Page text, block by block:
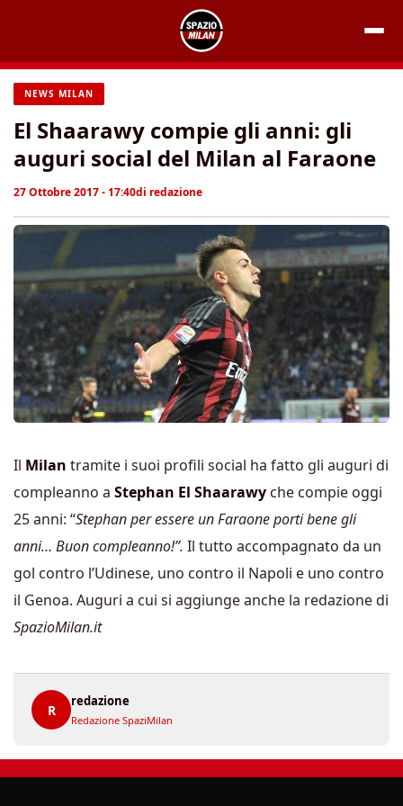
contenuto
NEWS MILAN
El Shaarawy compie gli anni: gli
auguri social del Milan al Faraone
27 Ottobre 2017 - 17:40di redazione
Il Milan tramite i suoi profili social ha fatto gli auguri di
compleanno a Stephan El Shaarawy che compie oggi
25 anni: “Stephan per essere un Faraone porti bene gli
anni… Buon compleanno!”. Il tutto accompagnato da un
gol contro l’Udinese, uno contro il Napoli e uno contro
il Genoa. Auguri a cui si aggiunge anche la redazione di
SpazioMilan.it
R
redazione
Redazione SpaziMilan